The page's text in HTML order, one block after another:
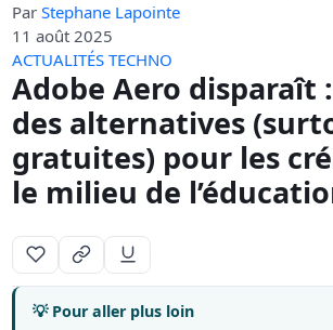
ParStephane Lapointe
11 août 2025
ACTUALITÉS TECHNO
Adobe Aero disparaît
des alternatives
gratuites) pour les
le milieu de
💡 Pour aller plus loin